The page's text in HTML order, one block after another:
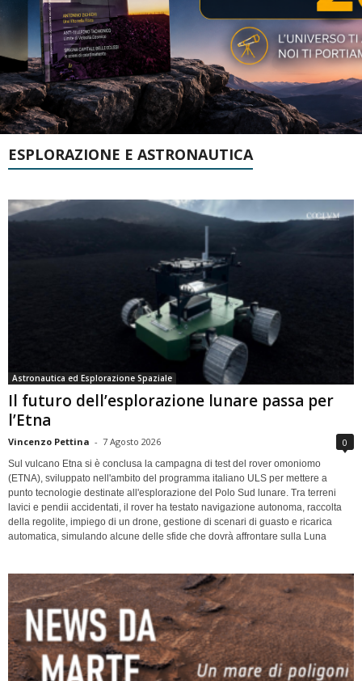
ESPLORAZIONE E ASTRONAUTICA
Astronautica ed Esplorazione Spaziale
Il futuro dell’esplorazione lunare passa per
l’Etna
Vincenzo Pettina - 7 Agosto 2026 0
Sul vulcano Etna si è conclusa la campagna di test del rover omoniomo
(ETNA), sviluppato nell'ambito del programma italiano ULS per mettere a
punto tecnologie destinate all'esplorazione del Polo Sud lunare. Tra terreni
lavici e pendii accidentati, il rover ha testato navigazione autonoma, raccolta
della regolite, impiego di un drone, gestione di scenari di guasto e ricarica
automatica, simulando alcune delle sfide che dovrà affrontare sulla Luna